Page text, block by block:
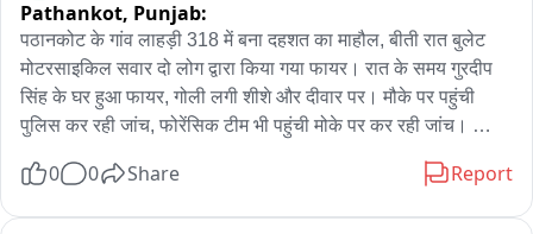
Pathankot, Punjab:
पठानकोट के गांव लाहड़ी 318 में बना दहशत का माहौल, बीती रात बुलेट
मोटरसाइकिल सवार दो लोग द्वारा किया गया फायर। रात के समय गुरदीप
सिंह के घर हुआ फायर, गोली लगी शीशे और दीवार पर। मौके पर पहुंची
पुलिस कर रही जांच, फोरेंसिक टीम भी पहुंची मोके पर कर रही जांच।
बनाकर फायरिंग कर दी। घर के अंदर गोली दीवार और शीशे पर लगी गई।
0 0 Share Report